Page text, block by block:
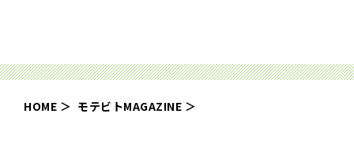
HOME モテビトMAGAZINE